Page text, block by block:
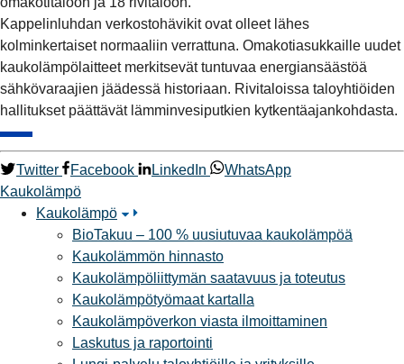
Kappelinluhdan verkostohävikit ovat olleet lähes
kolminkertaiset normaaliin verrattuna. Omakotiasukkaille uudet
kaukolämpölaitteet merkitsevät tuntuvaa energiansäästöä
sähkövaraajien jäädessä historiaan. Rivitaloissa taloyhtiöiden
hallitukset päättävät lämminvesiputkien kytkentäajankohdasta.
Twitter Facebook LinkedIn
WhatsApp
Kaukolämpö
Kaukolämpö
BioTakuu – 100 % uusiutuvaa kaukolämpöä
Kaukolämmön hinnasto
Kaukolämpöliittymän saatavuus ja toteutus
Kaukolämpötyömaat kartalla
Kaukolämpöverkon viasta ilmoittaminen
Laskutus ja raportointi